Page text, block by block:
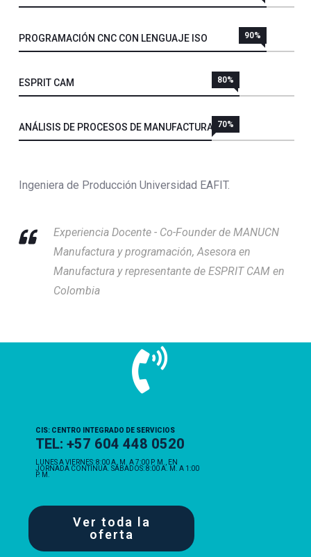
PROGRAMACIÓN CNC CON LENGUAJE ISO 90%
ESPRIT CAM 80%
ANÁLISIS DE PROCESOS DE MANUFACTURA 70%
Ingeniera de Producción Universidad EAFIT.
Experiencia Docente - Co-Founder de MANUCN
Manufactura y programación, Asesora en
Manufactura y representante de ESPRIT CAM en
Colombia
CIS: CENTRO INTEGRADO DE SERVICIOS
TEL: +57 604 448 0520
LUNES A VIERNES: 8:00 A. M. A 7:00 P. M., EN
JORNADA CONTINUA. SÁBADOS: 8:00 A. M. A 1:00
P. M.
Ver toda la
oferta